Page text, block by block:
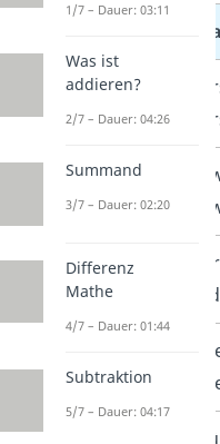
1.
2.
3.
1/7 – Dauer: 03:11
Was ist
addieren?
2/7 – Dauer: 04:26
Summand
3/7 – Dauer: 02:20
Differenz
Mathe
4/7 – Dauer: 01:44
Subtraktion
5/7 – Dauer: 04:17